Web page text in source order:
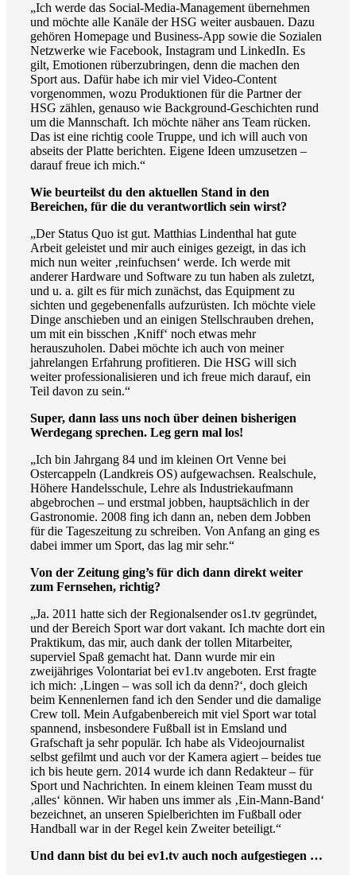
„Ich werde das Social-Media-Management übernehmen
und möchte alle Kanäle der HSG weiter ausbauen. Dazu
gehören Homepage und Business-App sowie die Sozialen
Netzwerke wie Facebook, Instagram und LinkedIn. Es
gilt, Emotionen rüberzubringen, denn die machen den
Sport aus. Dafür habe ich mir viel Video-Content
vorgenommen, wozu Produktionen für die Partner der
HSG zählen, genauso wie Background-Geschichten rund
um die Mannschaft. Ich möchte näher ans Team rücken.
Das ist eine richtig coole Truppe, und ich will auch von
abseits der Platte berichten. Eigene Ideen umzusetzen –
darauf freue ich mich.“
Wie beurteilst du den aktuellen Stand in den
Bereichen, für die du verantwortlich sein wirst?
„Der Status Quo ist gut. Matthias Lindenthal hat gute
Arbeit geleistet und mir auch einiges gezeigt, in das ich
mich nun weiter ‚reinfuchsen‘ werde. Ich werde mit
anderer Hardware und Software zu tun haben als zuletzt,
und u. a. gilt es für mich zunächst, das Equipment zu
sichten und gegebenenfalls aufzurüsten. Ich möchte viele
Dinge anschieben und an einigen Stellschrauben drehen,
um mit ein bisschen ‚Kniff‘ noch etwas mehr
herauszuholen. Dabei möchte ich auch von meiner
jahrelangen Erfahrung profitieren. Die HSG will sich
weiter professionalisieren und ich freue mich darauf, ein
Teil davon zu sein.“
Super, dann lass uns noch über deinen bisherigen
Werdegang sprechen. Leg gern mal los!
„Ich bin Jahrgang 84 und im kleinen Ort Venne bei
Ostercappeln (Landkreis OS) aufgewachsen. Realschule,
Höhere Handelsschule, Lehre als Industriekaufmann
abgebrochen – und erstmal jobben, hauptsächlich in der
Gastronomie. 2008 fing ich dann an, neben dem Jobben
für die Tageszeitung zu schreiben. Von Anfang an ging es
dabei immer um Sport, das lag mir sehr.“
Von der Zeitung ging’s für dich dann direkt weiter
zum Fernsehen, richtig?
„Ja. 2011 hatte sich der Regionalsender os1.tv gegründet,
und der Bereich Sport war dort vakant. Ich machte dort ein
Praktikum, das mir, auch dank der tollen Mitarbeiter,
superviel Spaß gemacht hat. Dann wurde mir ein
zweijähriges Volontariat bei ev1.tv angeboten. Erst fragte
ich mich: ‚Lingen – was soll ich da denn?‘, doch gleich
beim Kennenlernen fand ich den Sender und die damalige
Crew toll. Mein Aufgabenbereich mit viel Sport war total
spannend, insbesondere Fußball ist in Emsland und
Grafschaft ja sehr populär. Ich habe als Videojournalist
selbst gefilmt und auch vor der Kamera agiert – beides tue
ich bis heute gern. 2014 wurde ich dann Redakteur – für
Sport und Nachrichten. In einem kleinen Team musst du
‚alles‘ können. Wir haben uns immer als ‚Ein-Mann-Band‘
bezeichnet, an unseren Spielberichten im Fußball oder
Handball war in der Regel kein Zweiter beteiligt.“
Und dann bist du bei ev1.tv auch noch aufgestiegen …